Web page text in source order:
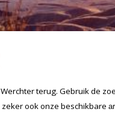
terug. Gebruik de
ook onze beschikbare